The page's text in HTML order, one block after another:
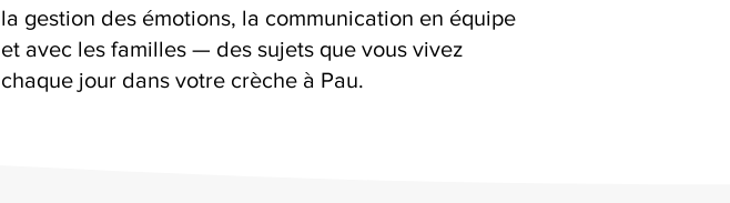
la gestion des émotions, la communication en équipe
et avec les familles — des sujets que vous vivez
chaque jour dans votre crèche à Pau.